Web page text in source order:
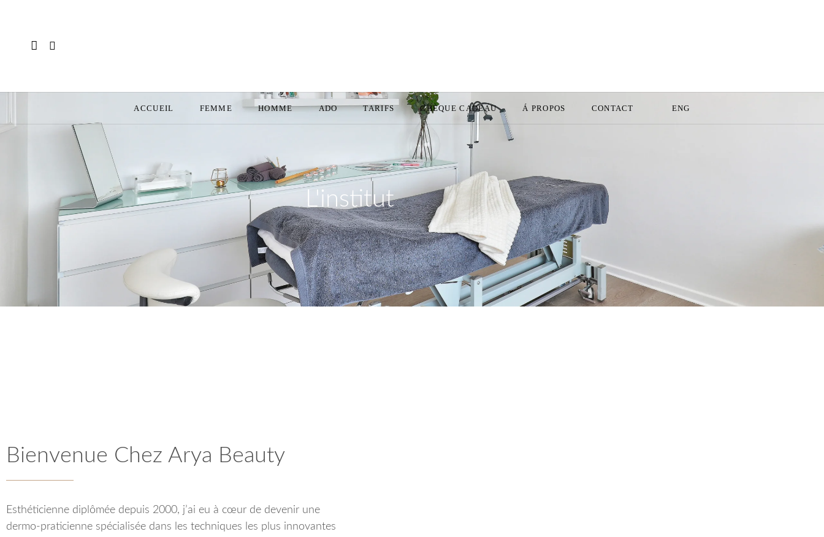
ACCUEIL FEMME HOMME ADO TARIFS CHÈQUE CADEAU Á PROPOS CONTACT ENG
L'institut
Bienvenue Chez Arya Beauty
Esthéticienne diplômée depuis 2000, j’ai eu à cœur de devenir une
dermo-praticienne spécialisée dans les techniques les plus innovantes